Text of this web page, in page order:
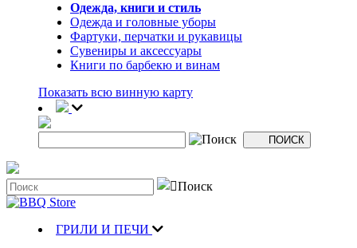
Одежда, книги и стиль
Одежда и головные уборы
Фартуки, перчатки и рукавицы
Сувениры и аксессуары
Книги по барбекю и винам
Показать всю винную карту
ГРИЛИ И ПЕЧИ